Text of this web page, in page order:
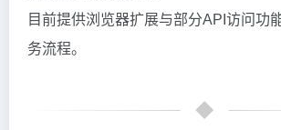
目前提供浏览器扩展与部分API访问功
务流程。